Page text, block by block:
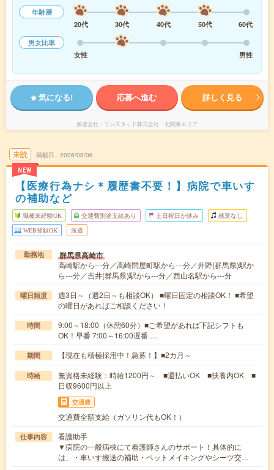
年齢層
20代
30代 40代 50代
60代
男女比率
女性
男性
気になる! 応募へ進む 詳しく見る
派遣会社 ランスタッド株式会社 北関東エリア
未読
NEW
掲載日 2026/08/06
【医療行為ナシ＊履歴書不要！】病院で車いす
の補助など
職種未経験OK 交通費別途支給あり 土日祝日が休み 残業なし
WEB登録OK 派遣
勤務地 群馬県高崎市
高崎駅から---分／高崎問屋町駅から---分／井野(群馬県)駅か
ら---分／吉井(群馬県)駅から---分／西山名駅から---分
曜日頻度
週3日～（週2日～も相談OK） ■曜日固定の相談OK！ ■希望
の曜日があればご相談ください！
時間
9:00～18:00（休憩60分）■ご希望があれば下記シフトも
OK！早番 7:00～16:00遅番 …
期間 【現在も積極採用中！急募！】■2カ月～
時給
無資格未経験：時給1200円～ ■週払いOK ■扶養内OK ■
日収9600円以上
交通費
交通費全額支給（ガソリン代もOK！）
仕事内容
看護助手
▼病院の一般病棟にて看護師さんのサポート！具体的に
は、・車いす搬送の補助・ベットメイキングやシーツ交…